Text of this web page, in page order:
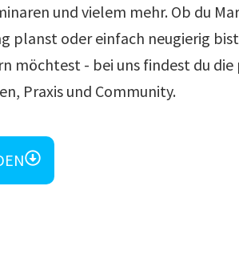
und vielem mehr. Ob du
planst oder einfach neugierig
möchtest - bei uns findest du
Praxis und Community.